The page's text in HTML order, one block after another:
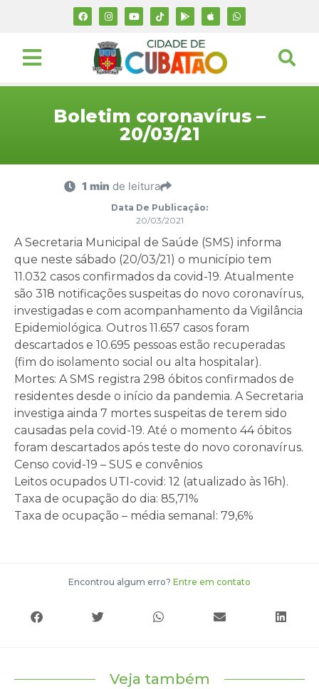
Boletim coronavírus –
20/03/21
1 min de leitura
Data De Publicação:
20/03/2021
A Secretaria Municipal de Saúde (SMS) informa
que neste sábado (20/03/21) o município tem
11.032 casos confirmados da covid-19. Atualmente
são 318 notificações suspeitas do novo coronavírus,
investigadas e com acompanhamento da Vigilância
Epidemiológica. Outros 11.657 casos foram
descartados e 10.695 pessoas estão recuperadas
(fim do isolamento social ou alta hospitalar).
Mortes: A SMS registra 298 óbitos confirmados de
residentes desde o início da pandemia. A Secretaria
investiga ainda 7 mortes suspeitas de terem sido
causadas pela covid-19. Até o momento 44 óbitos
foram descartados após teste do novo coronavírus.
Censo covid-19 – SUS e convênios
Leitos ocupados UTI-covid: 12 (atualizado às 16h).
Taxa de ocupação do dia: 85,71%
Taxa de ocupação – média semanal: 79,6%
Encontrou algum erro? Entre em contato
Veja também